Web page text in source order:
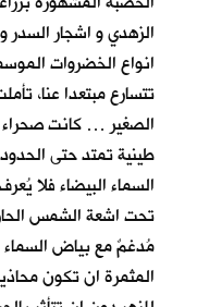
الزهدي و اشجار السدر
انواع الخضروات
تتسارع مبتعدا عنا،
الصغير … كانت
طينية تمتد حتى
السماء البيضاء فلا
تحت اشعة الشمس
مُدغمٌ مع بياض السماء
المثمرة ان تكون